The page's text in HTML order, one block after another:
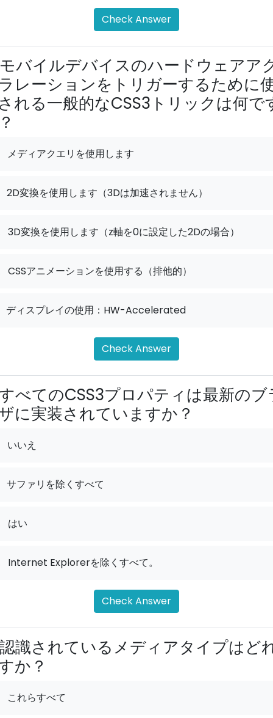
Check Answer
モバイルデバイスのハードウェアア
レーションをトリガーするために
れる一般的なCSS3トリックは何で
メディアクエリを使用します
2D変換を使用します（3Dは加速されません）
3D変換を使用します（z軸を0に設定した2Dの場合）
CSSアニメーションを使用する（排他的）
ディスプレイの使用：HW-Accelerated
Check Answer
べてのCSS3プロパティは最新のブ
に実装されていますか？
いいえ
サファリを除くすべて
はい
Internet Explorerを除くすべて。
Check Answer
認識されているメディアタイプはど
か？
これらすべて